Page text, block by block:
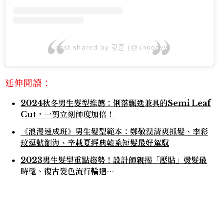
A post shared by 강훈 (@khoonyy)
延伸閱讀：
2024秋冬男生髮型推薦：俐落飄逸兼具的Semi Leaf
Cut，一剪立刻帥度加倍！
《浪漫速成班》男生髮型範本：鄭敬淏清爽抓髮、李彩
玟逗號瀏海、辛載夏經典韓系短髮最好駕馭
2023男生髮型重點趨勢！設計師親揭「壓貼」燙髮最
時髦、復古髮色流行輪迴⋯